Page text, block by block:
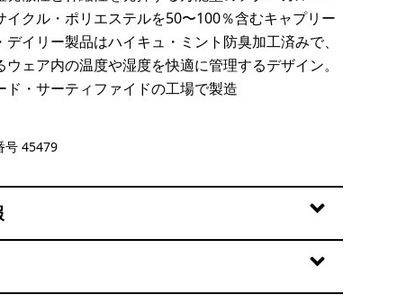
イクル・ポリエステルを50〜100％含むキャプリー
デイリー製品はハイキュ・ミント防臭加工済みで、
ェア内の温度や湿度を快適に管理するデザイン。
ド・サーティファイドの工場で製造
- Light Aqua Stone X-Dye
号 45479